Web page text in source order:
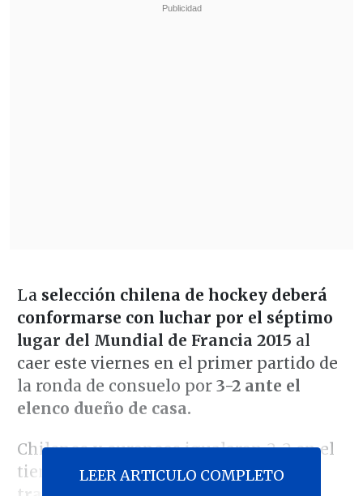
La selección chilena de hockey deberá
conformarse con luchar por el séptimo
lugar del Mundial de Francia 2015 al
caer este viernes en el primer partido de
la ronda de consuelo por 3-2 ante el
elenco dueño de casa.
Chilenos y europeos igualaron 2-2 en el
tiempo reglamentario ysólo un penal
LEER ARTICULO COMPLETO